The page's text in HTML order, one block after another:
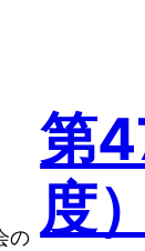
の
第
度